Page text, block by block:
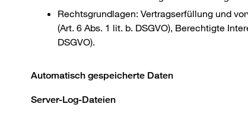
Rechtsgrundlagen: Vertragserfüllung und
(Art. 6 Abs. 1 lit. b. DSGVO), Berechtigte
DSGVO).
Automatisch gespeicherte Daten
Server-Log-Dateien